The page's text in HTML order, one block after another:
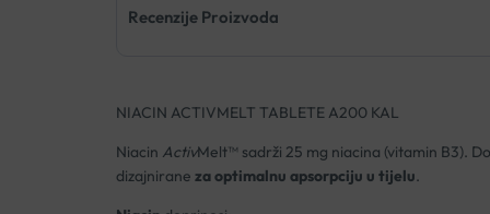
Recenzije Proizvoda
NIACIN ACTIVMELT TABLETE A200 KAL
Niacin ActivMelt™ sadrži 25 mg niacina (vitamin B3).
dizajnirane za optimalnu apsorpciju u tijelu.